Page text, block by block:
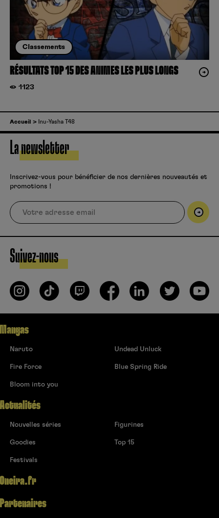
Classements
RÉSULTATS TOP 15 DES ANIMES LES PLUS LONGS
1123
Accueil Inu-Yasha T48
La newsletter
Inscrivez-vous pour bénéficier de nos dernières nouveautés et
promotions !
Suivez-nous
Mangas
Naruto
Fire Force
Bloom into you
Undead Unluck
Blue Spring Ride
Actualités
Nouvelles séries
Goodies
Festivals
Figurines
Top 15
Oneira.fr
Partenaires